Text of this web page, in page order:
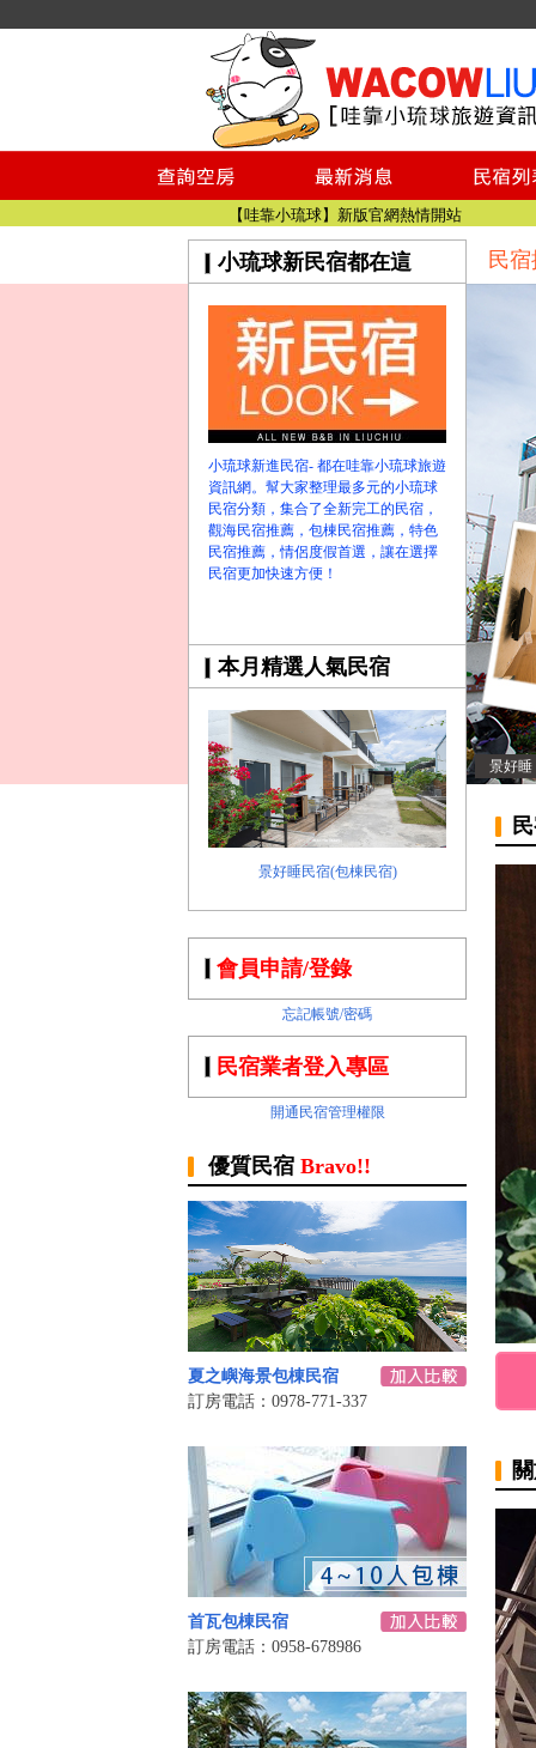
小琉球民宿空房
小琉球民宿
小琉球民宿推薦
【小琉球民宿特約】東港停車場!!看這邊
小琉球民宿 最完整的旅遊資訊都在這
【哇靠小琉球】新版官網熱情開站
【哇靠小琉球粉絲團】即時動態!!
小琉球民宿空房
小琉球民宿
小琉球民宿推薦
【小琉球民宿特約】東港停車場!!看這邊
小琉球民宿 最完整的旅遊資訊都在這
【哇靠小琉球】新版官網熱情開站
【哇靠小琉球粉絲團】即時動態!!
小琉球新民宿都在這
小琉球新進民宿- 都在哇靠小琉球旅遊
資訊網。幫大家整理最多元的小琉球
民宿分類，集合了全新完工的民宿，
觀海民宿推薦，包棟民宿推薦，特色
民宿推薦，情侶度假首選，讓在選擇
民宿更加快速方便！
本月精選人氣民宿
景好睡民宿(包棟民宿)
景好睡
民
會員申請/登錄
忘記帳號/密碼
民宿業者登入專區
開通民宿管理權限
優質民宿 Bravo!!
夏之嶼海景包棟民宿
訂房電話：0978-771-337
首瓦包棟民宿
訂房電話：0958-678986